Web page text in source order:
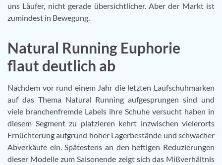
uns Läufer, nicht gerade übersichtlicher. Aber der Markt ist
zumindest in Bewegung.
Natural Running Euphorie
flaut deutlich ab
Nachdem vor rund einem Jahr die letzten Laufschuhmarken
auf das Thema Natural Running aufgesprungen sind und
viele branchenfremde Labels ihre Schuhe versucht haben in
diesem Segment zu platzieren kehrt inzwischen vielerorts
Ernüchterung aufgrund hoher Lagerbestände und schwacher
Abverkäufe ein. Spätestens an den heftigen Reduzierungen
dieser Modelle zum Saisonende zeigt sich das Mißverhältnis